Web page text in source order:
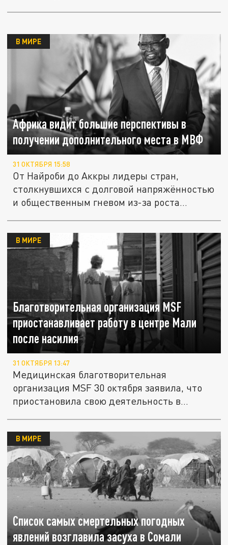
Африка видит большие перспективы в
получении дополнительного места в МВФ
В МИРЕ
31 ОКТЯБРЯ 15:58
От Найроби до Аккры лидеры стран,
столкнувшихся с долговой напряжённостью
и общественным гневом из-за роста...
Благотворительная организация MSF
приостанавливает работу в центре Мали
после насилия
В МИРЕ
31 ОКТЯБРЯ 13:47
Медицинская благотворительная
организация MSF 30 октября заявила, что
приостановила свою деятельность в
Список самых смертельных погодных
явлений возглавила засуха в Сомали
В МИРЕ